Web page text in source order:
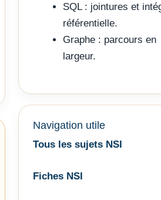
SQL : jointures et
référentielle.
Graphe : parcours en
largeur.
Navigation utile
Tous les sujets NSI
Fiches NSI